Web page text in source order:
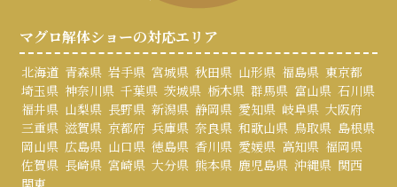
マグロ解体ショーの対応エリア
北海道 青森県 岩手県 宮城県 秋田県 山形県 福島県 東京都
埼玉県 神奈川県 千葉県 茨城県 栃木県 群馬県 富山県 石川県
福井県 山梨県 長野県 新潟県 静岡県 愛知県 岐阜県 大阪府
三重県 滋賀県 京都府 兵庫県 奈良県 和歌山県 鳥取県 島根県
岡山県 広島県 山口県 徳島県 香川県 愛媛県 高知県 福岡県
佐賀県 長崎県 宮崎県 大分県 熊本県 鹿児島県 沖縄県 関西
関東